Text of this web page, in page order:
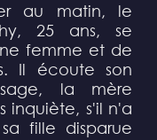
au matin, le
25 ans, se
femme et de
Il écoute son
la mère
inquiète, s'il n'a
fille disparue